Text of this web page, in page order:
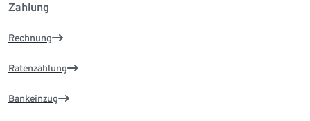
Zahlung
Rechnung
Ratenzahlung
Bankeinzug